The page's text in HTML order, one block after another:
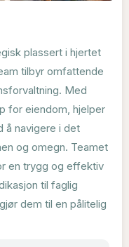
plassert i hjertet
tilbyr omfattende
Med
for eiendom, hjelper
å navigere i det
og omegn. Teamet
en trygg og effektiv
til faglig
dem til en pålitelig